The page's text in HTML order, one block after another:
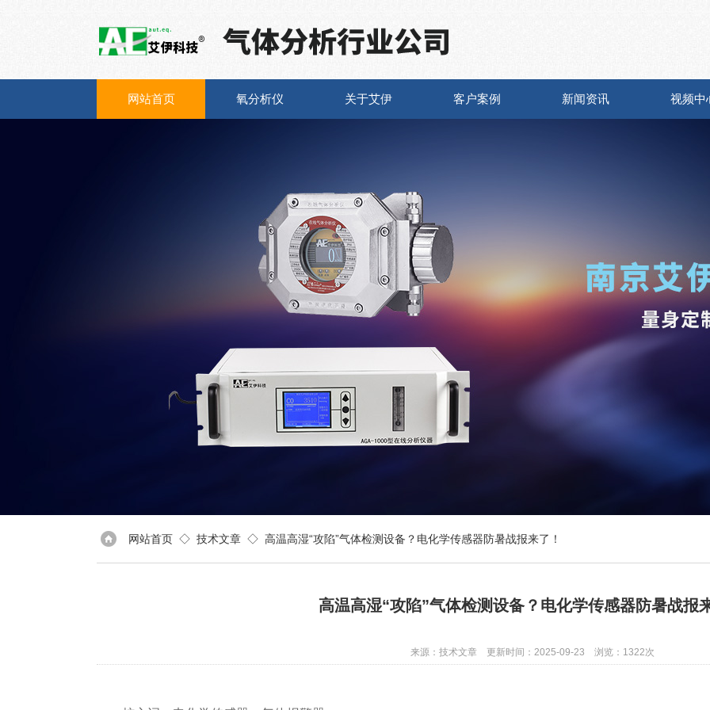
网站首页 氧分析仪 关于艾伊 客户案例 新闻资讯 视频中
网站首页 ◇ 技术文章 ◇ 高温高湿“攻陷”气体检测设备？电化学传感器防暑战报来了！
高温高湿“攻陷”气体检测设备？电化学传感器防暑战报
来源：技术文章 更新时间：2025-09-23 浏览：1322次